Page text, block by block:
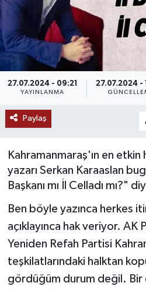
27.07.2024 - 09:21
YAYINLANMA
27.07.2024 -
Paylaş
Kahramanmaraş'ın en
yazarı Serkan Karaaslan
Başkanı mı İl Celladı mı?"
Ben böyle yazınca herkes
açıklayınca hak veriyor. AK
Yeniden Refah Partisi
teşkilatlarındaki halktan
gördüğüm durum değil. Bir
SAĞLIK
EĞİTİM
BÖLGE
KEŞFET
DÜNYA
MEDYA
OTOMOTİV